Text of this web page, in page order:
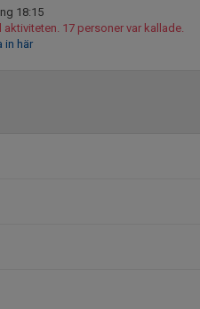
18:15
17 personer var kallade.
in här